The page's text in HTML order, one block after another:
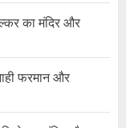
का मंदिर और
फरमान और